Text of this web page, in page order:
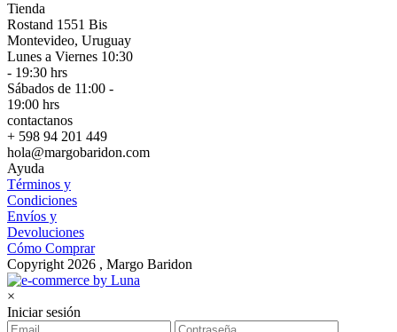
Tienda
Rostand 1551 Bis
Montevideo, Uruguay
Lunes a Viernes 10:30
- 19:30 hrs
Sábados de 11:00 -
19:00 hrs
contactanos
+ 598 94 201 449
hola@margobaridon.com
Ayuda
Términos y
Condiciones
Envíos y
Devoluciones
Cómo Comprar
Copyright 2026 , Margo Baridon
×
Iniciar sesión